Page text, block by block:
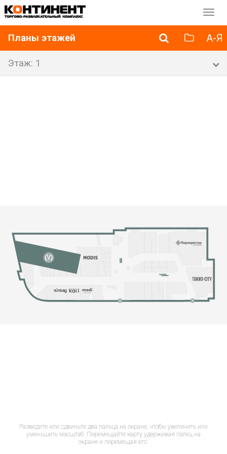
Планы этажей А-Я
Этаж: 1
Разведите или сдвиньте два пальца на экране, чтобы увеличить или
уменьшить масштаб. Перемещайте карту удерживая палец на
экране и перемещая его.